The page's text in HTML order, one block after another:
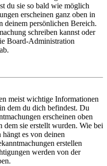
du sie so bald wie möglich
erscheinen ganz oben in
deinem persönlichen Bereich.
schreiben kannst oder
Board-Administration
meist wichtige Informationen
dem du dich befindest. Du
erscheinen oben
dem sie erstellt wurden. Wie bei
es von deinen
erstellen
werden von der